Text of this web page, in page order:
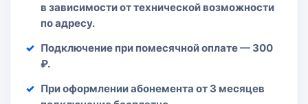
в зависимости от технической возможности
по адресу.
Подключение при помесячной оплате — 300
₽.
При оформлении абонемента от 3 месяцев